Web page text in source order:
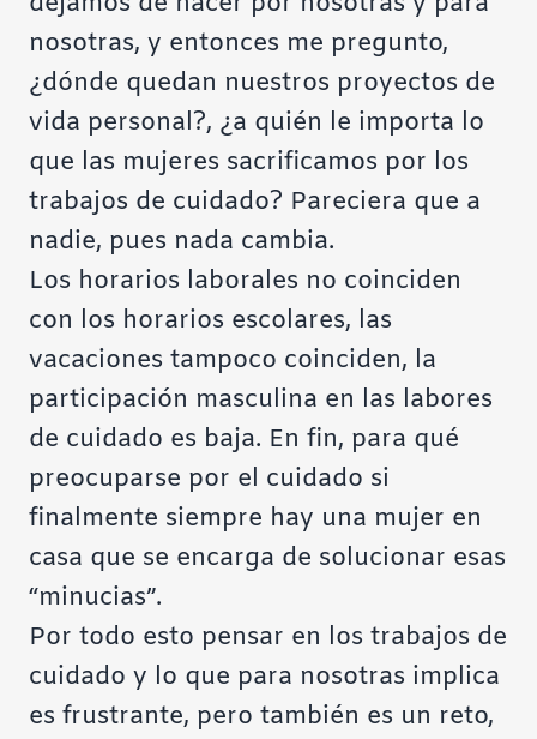
nosotras, y entonces me pregunto,
¿dónde quedan nuestros proyectos de
vida personal?, ¿a quién le importa lo
que las mujeres sacrificamos por los
trabajos de cuidado? Pareciera que a
nadie, pues nada cambia.
Los horarios laborales no coinciden
con los horarios escolares, las
vacaciones tampoco coinciden, la
participación masculina en las labores
de cuidado es baja. En fin, para qué
preocuparse por el cuidado si
finalmente siempre hay una mujer en
casa que se encarga de solucionar esas
“minucias”.
Por todo esto pensar en los trabajos de
cuidado y lo que para nosotras implica
es frustrante, pero también es un reto,